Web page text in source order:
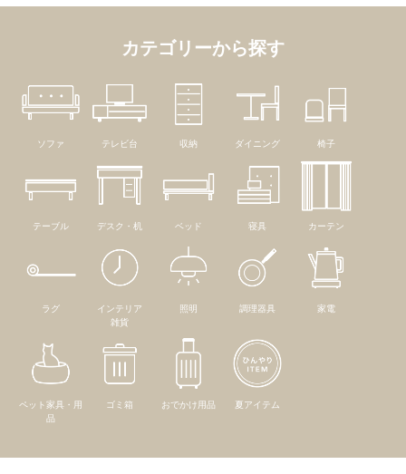
カテゴリーから探す
ソファ テレビ台 収納 ダイニング 椅子
テーブル デスク・机 ベッド 寝具 カーテン
ラグ
インテリア
雑貨
照明 調理器具 家電
ペット家具・用
品
ゴミ箱 おでかけ用品 夏アイテム